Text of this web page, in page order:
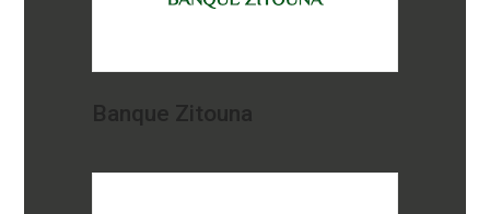
Banque Zitouna